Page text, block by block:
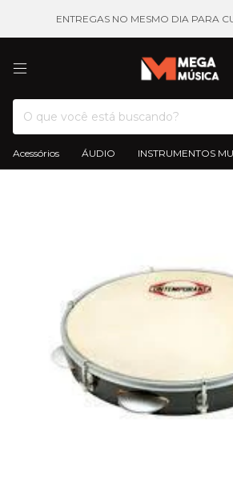
ENTREGAS NO MESMO DIA PARA
Acessórios ÁUDIO INSTRUMENTOS